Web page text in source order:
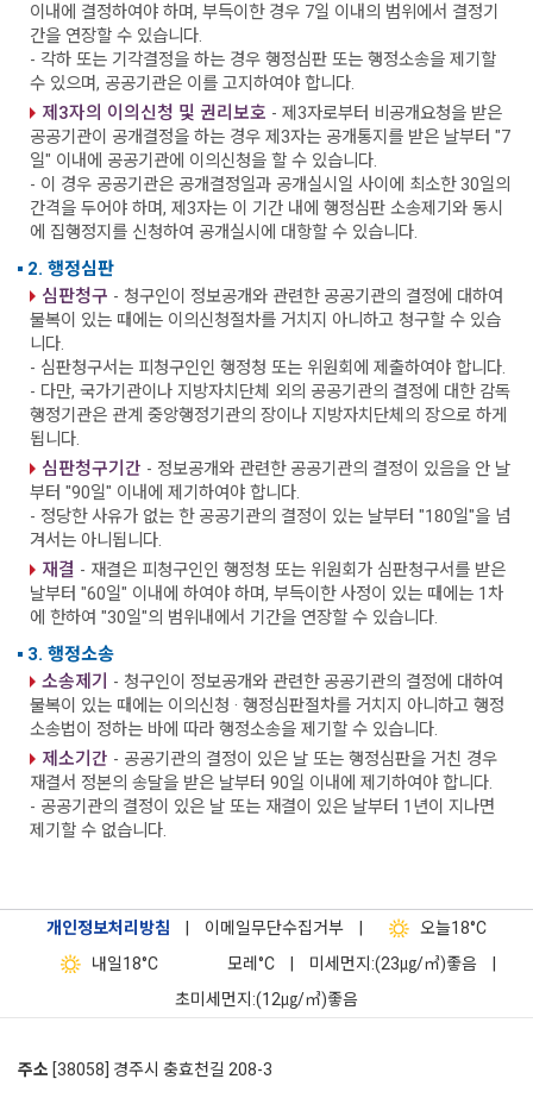
이내에 결정하여야 하며, 부득이한 경우 7일 이내의 범위에서 결정기
간을 연장할 수 있습니다.
- 각하 또는 기각결정을 하는 경우 행정심판 또는 행정소송을 제기할
수 있으며, 공공기관은 이를 고지하여야 합니다.
제3자의 이의신청 및 권리보호 - 제3자로부터 비공개요청을 받은
공공기관이 공개결정을 하는 경우 제3자는 공개통지를 받은 날부터 "7
일" 이내에 공공기관에 이의신청을 할 수 있습니다.
- 이 경우 공공기관은 공개결정일과 공개실시일 사이에 최소한 30일의
간격을 두어야 하며, 제3자는 이 기간 내에 행정심판 소송제기와 동시
에 집행정지를 신청하여 공개실시에 대항할 수 있습니다.
2. 행정심판
심판청구 - 청구인이 정보공개와 관련한 공공기관의 결정에 대하여
불복이 있는 때에는 이의신청절차를 거치지 아니하고 청구할 수 있습
니다.
- 심판청구서는 피청구인인 행정청 또는 위원회에 제출하여야 합니다.
- 다만, 국가기관이나 지방자치단체 외의 공공기관의 결정에 대한 감독
행정기관은 관계 중앙행정기관의 장이나 지방자치단체의 장으로 하게
됩니다.
심판청구기간 - 정보공개와 관련한 공공기관의 결정이 있음을 안 날
부터 "90일" 이내에 제기하여야 합니다.
- 정당한 사유가 없는 한 공공기관의 결정이 있는 날부터 "180일"을 넘
겨서는 아니됩니다.
재결 - 재결은 피청구인인 행정청 또는 위원회가 심판청구서를 받은
날부터 "60일" 이내에 하여야 하며, 부득이한 사정이 있는 때에는 1차
에 한하여 "30일"의 범위내에서 기간을 연장할 수 있습니다.
3. 행정소송
소송제기
- 청구인이 정보공개와 관련한 공공기관의 결정에 대하여
불복이 있는 때에는 이의신청 · 행정심판절차를 거치지 아니하고 행정
소송법이 정하는 바에 따라 행정소송을 제기할 수 있습니다.
제소기간 - 공공기관의 결정이 있은 날 또는 행정심판을 거친 경우
재결서 정본의 송달을 받은 날부터 90일 이내에 제기하여야 합니다.
- 공공기관의 결정이 있은 날 또는 재결이 있은 날부터 1년이 지나면
제기할 수 없습니다.
개인정보처리방침 이메일무단수집거부 오늘18°C
내일18°C 모레 °C 미세먼지:(23㎍/㎥)좋음
초미세먼지:(12㎍/㎥)좋음
주소 [38058] 경주시 충효천길 208-3